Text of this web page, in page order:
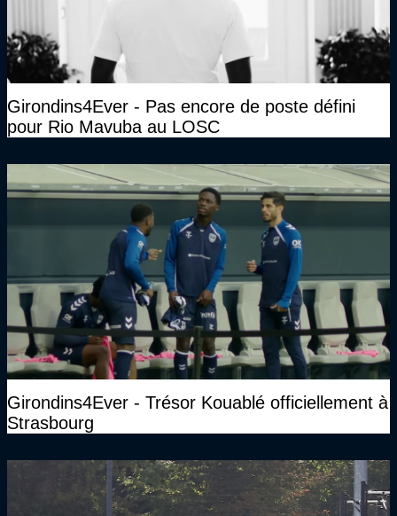
Girondins4Ever - Pas encore de poste défini
pour Rio Mavuba au LOSC
Girondins4Ever - Trésor Kouablé officiellement à
Strasbourg